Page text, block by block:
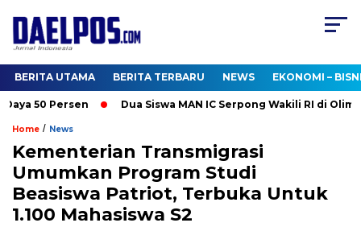
BERITA UTAMA BERITA TERBARU NEWS EKONOMI –
50 Persen Dua Siswa MAN IC Serpong Wakili RI di
Home / News
Kementerian Transmigrasi
Umumkan Program Studi
Beasiswa Patriot, Terbuka Untuk
1.100 Mahasiswa S2